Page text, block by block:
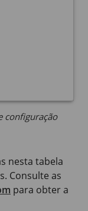
configuração
nesta tabela
Consulte as
para obter a